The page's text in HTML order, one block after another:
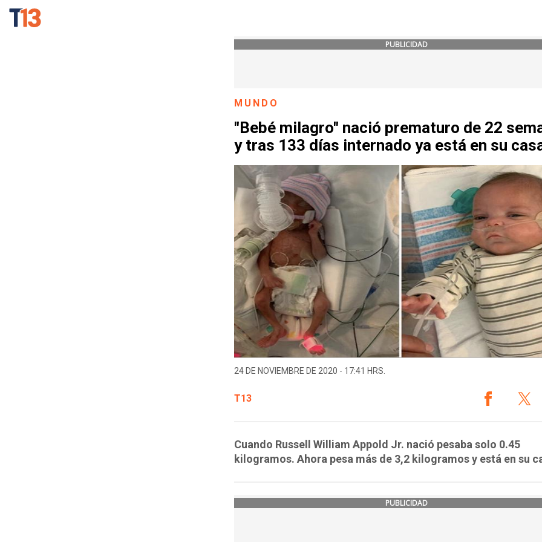
PUBLICIDAD
MUNDO
"Bebé milagro" nació prematuro de 22
y tras 133 días internado ya está en su
24 DE NOVIEMBRE DE 2020 - 17:41 HRS.
T13
Cuando Russell William Appold Jr. nació pesaba solo 0.45
kilogramos. Ahora pesa más de 3,2 kilogramos y está en su
PUBLICIDAD